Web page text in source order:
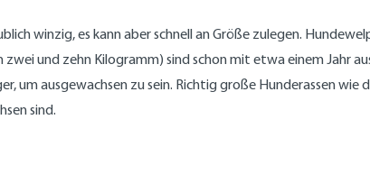
winzig, es kann aber schnell an Größe zulegen.
zwei und zehn Kilogramm) sind schon mit etwa einem Jahr
um ausgewachsen zu sein. Richtig große Hunderassen
sind.